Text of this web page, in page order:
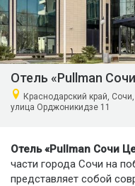
Отель «Pullman
Краснодарский край,
улица Орджоникидзе 11
Отель «Pullman Сочи
части города Сочи на
представляет собой